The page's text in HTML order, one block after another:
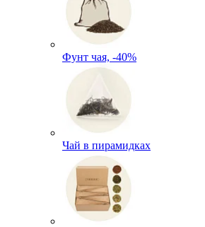
Фунт чая, -40%
Чай в пирамидках